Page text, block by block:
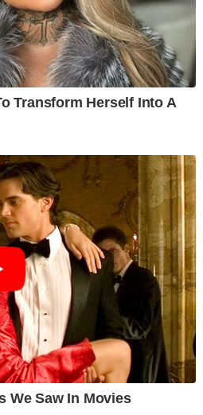
dengan rancangan beliau
AS mengambil alih Gaza,
dan mengubahnya menjadi
Ireland mempunyai perbezaan
membahaskan mengenai isu
Israel mengumumkan akan
Ireland, dengan menyebut
oleh Ireland yang
pengiktirafan terhadap negara
bulan Mei.
seruannya untuk meningkatkan